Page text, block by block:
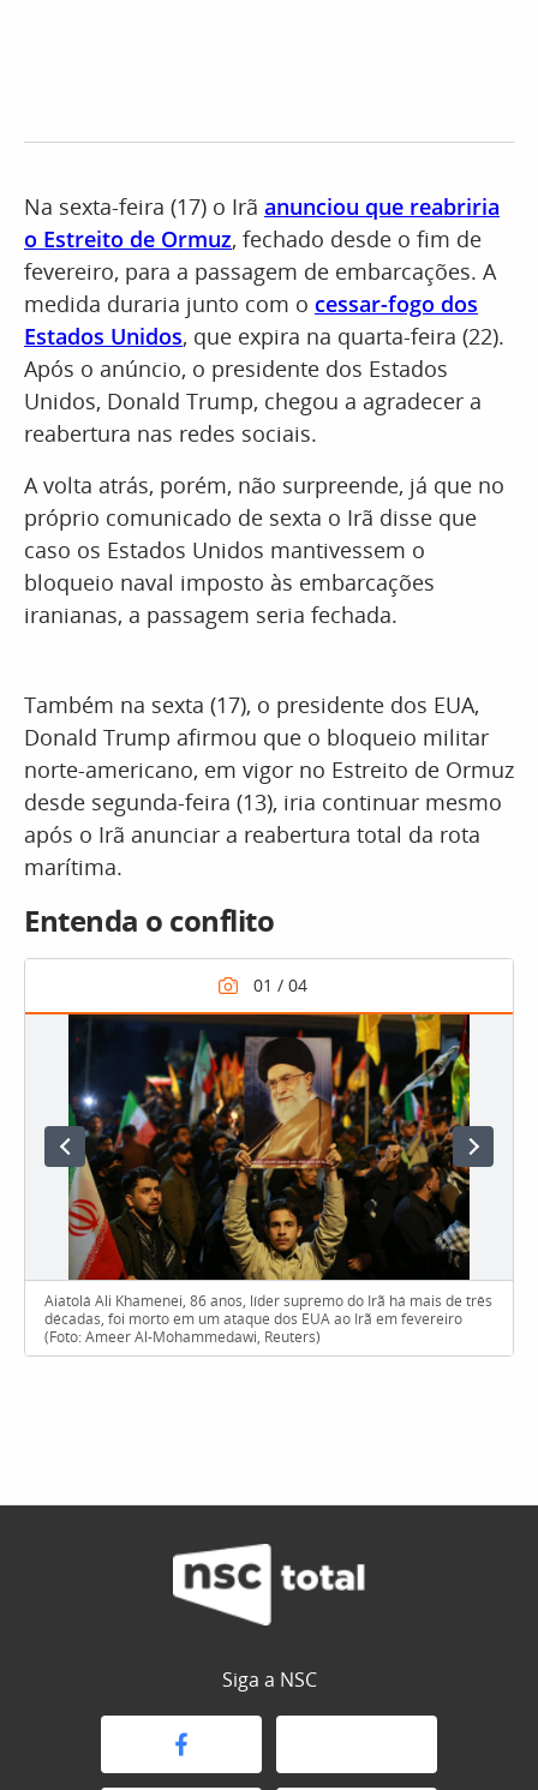
Na sexta-feira (17) o Irã anunciou que reabriria
o Estreito de Ormuz, fechado desde o fim de
fevereiro, para a passagem de embarcações. A
medida duraria junto com o cessar-fogo dos
Estados Unidos, que expira na quarta-feira (22).
Após o anúncio, o presidente dos Estados
Unidos, Donald Trump, chegou a agradecer a
reabertura nas redes sociais.
A volta atrás, porém, não surpreende, já que no
próprio comunicado de sexta o Irã disse que
caso os Estados Unidos mantivessem o
bloqueio naval imposto às embarcações
iranianas, a passagem seria fechada.
Também na sexta (17), o presidente dos EUA,
Donald Trump afirmou que o bloqueio militar
norte-americano, em vigor no Estreito de Ormuz
desde segunda-feira (13), iria continuar mesmo
após o Irã anunciar a reabertura total da rota
marítima.
Entenda o conflito
Aiatolá Ali Khamenei, 86 anos, líder supremo do Irã há mais de três
décadas, foi morto em um ataque dos EUA ao Irã em fevereiro
(Foto: Ameer Al-Mohammedawi, Reuters)
Siga a NSC